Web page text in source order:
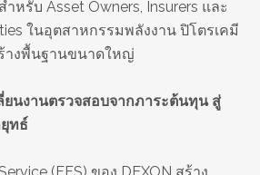
ำหรับ Asset Owners, Insurers และ
ในอุตสาหกรรมพลังงาน ปิโตรเคมี
างพื้นฐานขนาดใหญ่
นงานตรวจสอบจากภาระต้นทุน สู่
ทธ์
(FFS) ของ DEXON สร้าง